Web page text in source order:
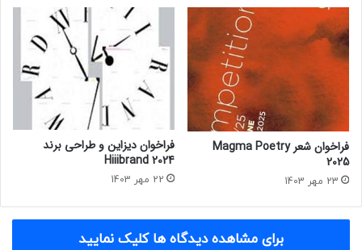
n
d
g
3
فراخوان شعر Magma Poetry
2025
23 مهر 1403
فراخوان دیزاین و طراحی برند
Hiiibrand 2024
22 مهر 1403
برای مشاهده دیدگاه ها کلیک نمایید